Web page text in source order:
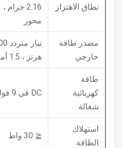
نطاق الاهتزاز
محور
مصدر طاقة
خارجي
هرتز ، 1.5 أمبير
طاقة
كهربائية
شغالة
استهلاك
الطاقة